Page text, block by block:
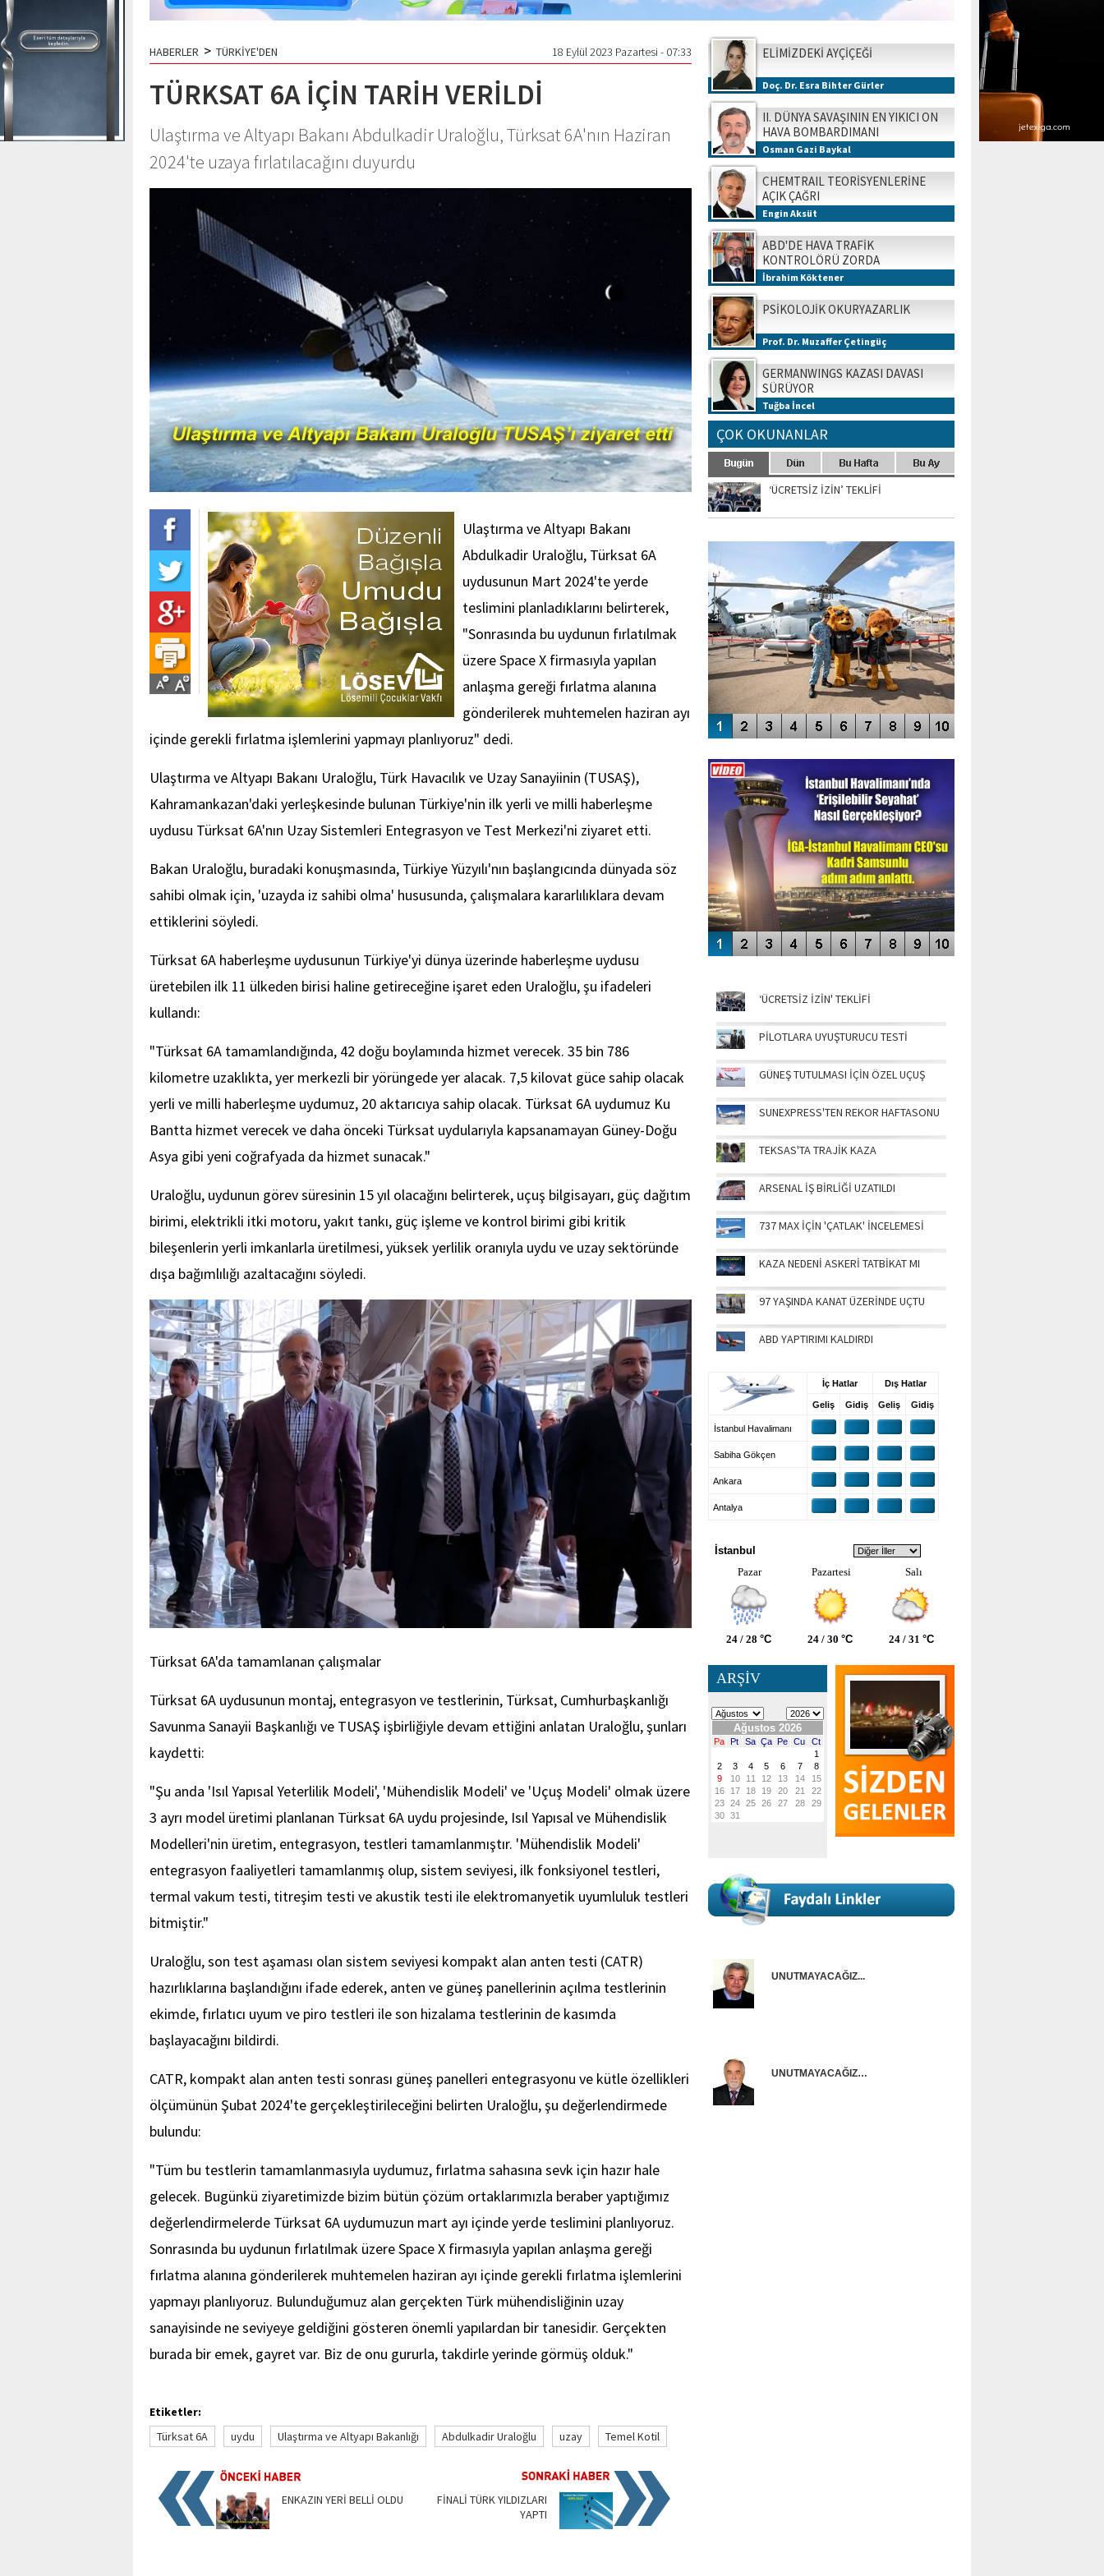
HABERLER > TÜRKİYE'DEN 18 Eylül 2023 Pazartesi - 07:33
TÜRKSAT 6A İÇİN TARİH VERİLDİ
Ulaştırma ve Altyapı Bakanı Abdulkadir Uraloğlu, Türksat 6A'nın Haziran
2024'te uzaya fırlatılacağını duyurdu
Ulaştırma ve Altyapı Bakanı
Abdulkadir Uraloğlu, Türksat 6A
uydusunun Mart 2024'te yerde
teslimini planladıklarını belirterek,
"Sonrasında bu uydunun fırlatılmak
üzere Space X firmasıyla yapılan
anlaşma gereği fırlatma alanına
gönderilerek muhtemelen haziran ayı
içinde gerekli fırlatma işlemlerini yapmayı planlıyoruz" dedi.
Ulaştırma ve Altyapı Bakanı Uraloğlu, Türk Havacılık ve Uzay Sanayiinin (TUSAŞ),
Kahramankazan'daki yerleşkesinde bulunan Türkiye'nin ilk yerli ve milli haberleşme
uydusu Türksat 6A'nın Uzay Sistemleri Entegrasyon ve Test Merkezi'ni ziyaret etti.
Bakan Uraloğlu, buradaki konuşmasında, Türkiye Yüzyılı'nın başlangıcında dünyada söz
sahibi olmak için, 'uzayda iz sahibi olma' hususunda, çalışmalara kararlılıklara devam
ettiklerini söyledi.
Türksat 6A haberleşme uydusunun Türkiye'yi dünya üzerinde haberleşme uydusu
üretebilen ilk 11 ülkeden birisi haline getireceğine işaret eden Uraloğlu, şu ifadeleri
kullandı:
"Türksat 6A tamamlandığında, 42 doğu boylamında hizmet verecek. 35 bin 786
kilometre uzaklıkta, yer merkezli bir yörüngede yer alacak. 7,5 kilovat güce sahip olacak
yerli ve milli haberleşme uydumuz, 20 aktarıcıya sahip olacak. Türksat 6A uydumuz Ku
Bantta hizmet verecek ve daha önceki Türksat uydularıyla kapsanamayan Güney-Doğu
Asya gibi yeni coğrafyada da hizmet sunacak."
Uraloğlu, uydunun görev süresinin 15 yıl olacağını belirterek, uçuş bilgisayarı, güç dağıtım
birimi, elektrikli itki motoru, yakıt tankı, güç işleme ve kontrol birimi gibi kritik
bileşenlerin yerli imkanlarla üretilmesi, yüksek yerlilik oranıyla uydu ve uzay sektöründe
dışa bağımlılığı azaltacağını söyledi.
Türksat 6A'da tamamlanan çalışmalar
Türksat 6A uydusunun montaj, entegrasyon ve testlerinin, Türksat, Cumhurbaşkanlığı
Savunma Sanayii Başkanlığı ve TUSAŞ işbirliğiyle devam ettiğini anlatan Uraloğlu, şunları
kaydetti:
"Şu anda 'Isıl Yapısal Yeterlilik Modeli', 'Mühendislik Modeli' ve 'Uçuş Modeli' olmak üzere
3 ayrı model üretimi planlanan Türksat 6A uydu projesinde, Isıl Yapısal ve Mühendislik
Modelleri'nin üretim, entegrasyon, testleri tamamlanmıştır. 'Mühendislik Modeli'
entegrasyon faaliyetleri tamamlanmış olup, sistem seviyesi, ilk fonksiyonel testleri,
termal vakum testi, titreşim testi ve akustik testi ile elektromanyetik uyumluluk testleri
bitmiştir."
Uraloğlu, son test aşaması olan sistem seviyesi kompakt alan anten testi (CATR)
hazırlıklarına başlandığını ifade ederek, anten ve güneş panellerinin açılma testlerinin
ekimde, fırlatıcı uyum ve piro testleri ile son hizalama testlerinin de kasımda
başlayacağını bildirdi.
CATR, kompakt alan anten testi sonrası güneş panelleri entegrasyonu ve kütle özellikleri
ölçümünün Şubat 2024'te gerçekleştirileceğini belirten Uraloğlu, şu değerlendirmede
bulundu:
"Tüm bu testlerin tamamlanmasıyla uydumuz, fırlatma sahasına sevk için hazır hale
gelecek. Bugünkü ziyaretimizde bizim bütün çözüm ortaklarımızla beraber yaptığımız
değerlendirmelerde Türksat 6A uydumuzun mart ayı içinde yerde teslimini planlıyoruz.
Sonrasında bu uydunun fırlatılmak üzere Space X firmasıyla yapılan anlaşma gereği
fırlatma alanına gönderilerek muhtemelen haziran ayı içinde gerekli fırlatma işlemlerini
yapmayı planlıyoruz. Bulunduğumuz alan gerçekten Türk mühendisliğinin uzay
sanayisinde ne seviyeye geldiğini gösteren önemli yapılardan bir tanesidir. Gerçekten
burada bir emek, gayret var. Biz de onu gururla, takdirle yerinde görmüş olduk."
Etiketler:
Türksat 6A
uydu Ulaştırma ve Altyapı Bakanlığı Abdulkadir Uraloğlu uzay Temel Kotil
ENKAZIN YERİ BELLİ OLDU
FİNALİ TÜRK YILDIZLARI
YAPTI
ELİMİZDEKİ AYÇİÇEĞİ
Doç. Dr. Esra Bihter Gürler
II. DÜNYA SAVAŞININ EN YIKICI ON
HAVA BOMBARDIMANI
Osman Gazi Baykal
CHEMTRAIL TEORİSYENLERİNE
AÇIK ÇAĞRI
Engin Aksüt
ABD'DE HAVA TRAFİK
KONTROLÖRÜ ZORDA
İbrahim Köktener
PSİKOLOJİK OKURYAZARLIK
Prof. Dr. Muzaffer Çetingüç
GERMANWINGS KAZASI DAVASI
SÜRÜYOR
Tuğba İncel
ÇOK OKUNANLAR
‘ÜCRETSİZ İZİN’ TEKLİFİ
SİNGAPUR AIRSHOW-2020
ENGELLERİN AŞILDIĞI HAVALİMANI
‘ÜCRETSİZ İZİN' TEKLİFİ
PİLOTLARA UYUŞTURUCU TESTİ
GÜNEŞ TUTULMASI İÇİN ÖZEL UÇUŞ
SUNEXPRESS'TEN REKOR HAFTASONU
TEKSAS'TA TRAJİK KAZA
ARSENAL İŞ BİRLİĞİ UZATILDI
737 MAX İÇİN 'ÇATLAK' İNCELEMESİ
KAZA NEDENİ ASKERİ TATBİKAT MI
97 YAŞINDA KANAT ÜZERİNDE UÇTU
ABD YAPTIRIMI KALDIRDI
İç Hatlar Dış Hatlar
Geliş Gidiş Geliş Gidiş
İstanbul Havalimanı
Sabiha Gökçen
Ankara
Antalya
İstanbul
Pazar
Pazartesi Salı
24 / 28 °C 24 / 30 °C 24 / 31 °C
ARŞİV
UNUTMAYACAĞIZ...
UNUTMAYACAĞIZ…